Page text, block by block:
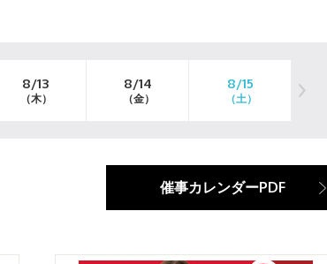
8/13
（木）
8/14
（金）
8/15
（土）
催事カレンダーPDF